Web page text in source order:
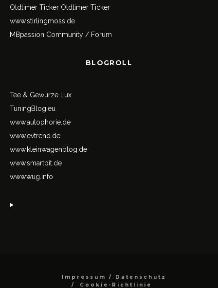
Oldtimer Ticker Oldtimer Ticker
www.stirlingmoss.de
MBpassion Community / Forum
BLOGROLL
Tee & Gewürze Lux
TuningBlog.eu
www.autophorie.de
www.evtrend.de
www.kleinwagenblog.de
www.smartpit.de
www.wug.info
Impressum / Datenschutz
Cookie-Richtlinie